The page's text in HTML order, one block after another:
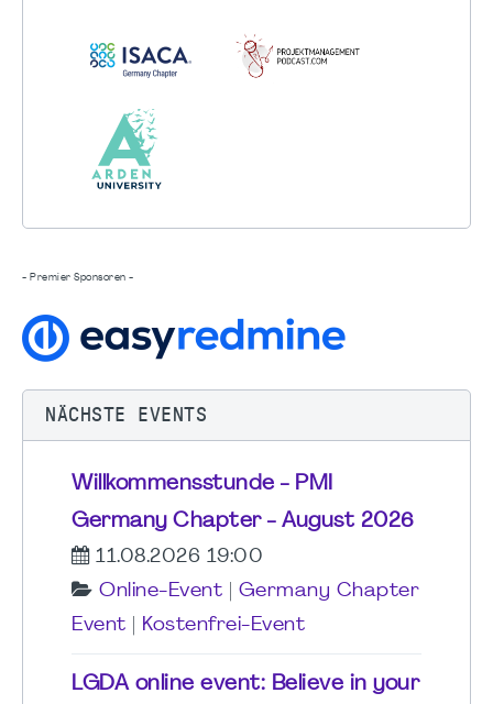
- Premier Sponsoren -
NÄCHSTE EVENTS
Willkommensstunde - PMI
Germany Chapter - August 2026
11.08.2026 19:00
Online-Event
Germany Chapter
Event
Kostenfrei-Event
LGDA online event: Believe in your